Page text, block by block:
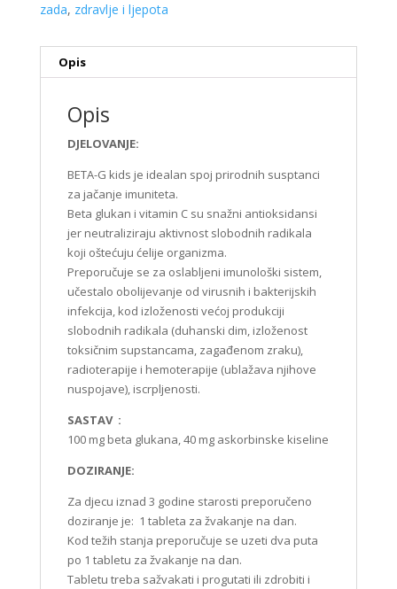
zada, zdravlje i ljepota
Opis
Opis
DJELOVANJE:
BETA-G kids je idealan spoj prirodnih susptanci
za jačanje imuniteta.
Beta glukan i vitamin C su snažni antioksidansi
jer neutraliziraju aktivnost slobodnih radikala
koji oštećuju ćelije organizma.
Preporučuje se za oslabljeni imunološki sistem,
učestalo obolijevanje od virusnih i bakterijskih
infekcija, kod izloženosti većoj produkciji
slobodnih radikala (duhanski dim, izloženost
toksičnim supstancama, zagađenom zraku),
radioterapije i hemoterapije (ublažava njihove
nuspojave), iscrpljenosti.
SASTAV :
100 mg beta glukana, 40 mg askorbinske kiseline
DOZIRANJE:
Za djecu iznad 3 godine starosti preporučeno
doziranje je: 1 tableta za žvakanje na dan.
Kod težih stanja preporučuje se uzeti dva puta
po 1 tabletu za žvakanje na dan.
Tabletu treba sažvakati i progutati ili zdrobiti i